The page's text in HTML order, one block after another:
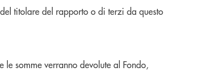
del titolare del rapporto o di terzi da questo
e le somme verranno devolute al Fondo,